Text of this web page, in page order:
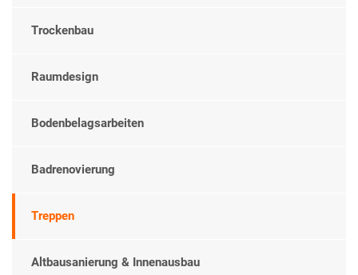
Trockenbau
Raumdesign
Bodenbelagsarbeiten
Badrenovierung
Treppen
Altbausanierung & Innenausbau